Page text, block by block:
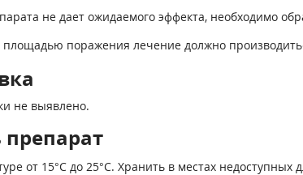
не дает ожидаемого эффекта, необходимо
поражения лечение должно
не выявлено.
препарат
от 15°С до 25°С. Хранить в местах недоступных